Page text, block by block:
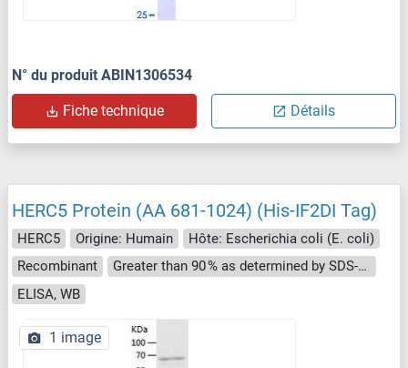
N° du produit ABIN1306534
Fiche technique Détails
HERC5 Protein (AA 681-1024) (His-IF2DI Tag)
HERC5 Origine: Humain
Hôte: Escherichia coli (E. coli)
Recombinant
Greater than 90 % as determined by SDS-PAGE.
ELISA, WB
1 image